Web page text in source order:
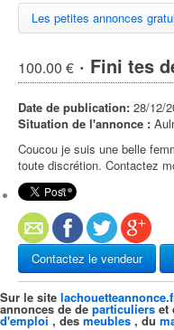
Les petites annonces
100.00 € · Fini tes
Date de publication: 28/12/
Situation de l'annonce :
Coucou je suis une belle
toute discrétion. Contactez
Contactez le vendeur
Sur le site
annonces de de particuliers et
d'emploi , des meubles , du